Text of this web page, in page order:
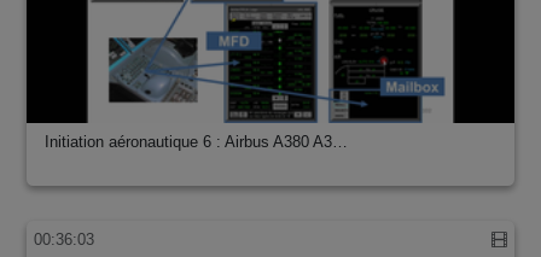
Initiation aéronautique 6 : Airbus A380 A3…
00:36:03